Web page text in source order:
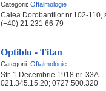
Categorii: Oftalmologie
Calea Dorobantilor nr.102-110,
(+40) 21 231 66 79
Optiblu - Titan
Categorii: Oftalmologie
Str. 1 Decembrie 1918 nr. 33A
021.345.15.20; 0727.500.320